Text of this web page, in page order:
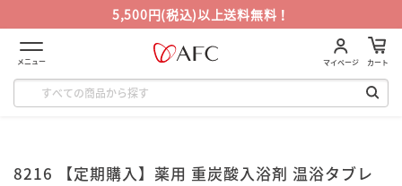
5,500円(税込)以上送料無料！
メニュー マイページ カート
8216 【定期購入】薬用 重炭酸入浴剤 温浴タブレ